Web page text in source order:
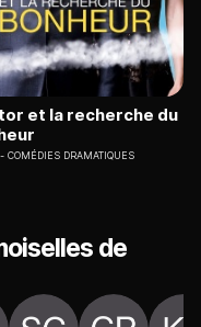
et la recherche du
COMÉDIES DRAMATIQUES
de